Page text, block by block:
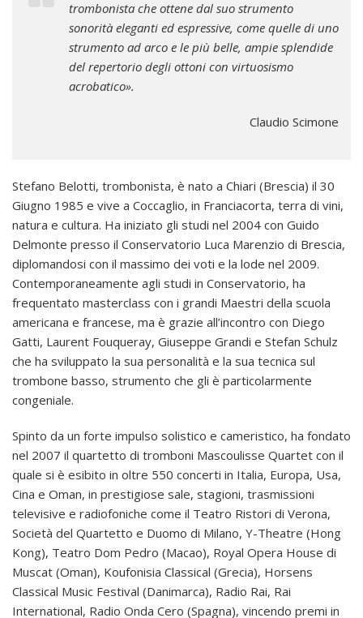
trombonista che ottene dal suo strumento
sonorità eleganti ed espressive, come quelle di uno
strumento ad arco e le più belle, ampie splendide
del repertorio degli ottoni con virtuosismo
acrobatico».
Claudio Scimone
Stefano Belotti, trombonista, è nato a Chiari (Brescia) il 30
Giugno 1985 e vive a Coccaglio, in Franciacorta, terra di vini,
natura e cultura. Ha iniziato gli studi nel 2004 con Guido
Delmonte presso il Conservatorio Luca Marenzio di Brescia,
diplomandosi con il massimo dei voti e la lode nel 2009.
Contemporaneamente agli studi in Conservatorio, ha
frequentato masterclass con i grandi Maestri della scuola
americana e francese, ma è grazie all’incontro con Diego
Gatti, Laurent Fouqueray, Giuseppe Grandi e Stefan Schulz
che ha sviluppato la sua personalità e la sua tecnica sul
trombone basso, strumento che gli è particolarmente
congeniale.
Spinto da un forte impulso solistico e cameristico, ha fondato
nel 2007 il quartetto di tromboni Mascoulisse Quartet con il
quale si è esibito in oltre 550 concerti in Italia, Europa, Usa,
Cina e Oman, in prestigiose sale, stagioni, trasmissioni
televisive e radiofoniche come il Teatro Ristori di Verona,
Società del Quartetto e Duomo di Milano, Y-­Theatre (Hong
Kong), Teatro Dom Pedro (Macao), Royal Opera House di
Muscat (Oman), Koufonisia Classical (Grecia), Horsens
Classical Music Festival (Danimarca), Radio Rai, Rai
International, Radio Onda Cero (Spagna), vincendo premi in